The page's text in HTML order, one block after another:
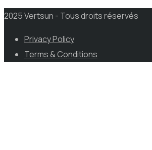
2025 Vertsun - Tous droits réservés
Privacy Policy
Terms & Conditions